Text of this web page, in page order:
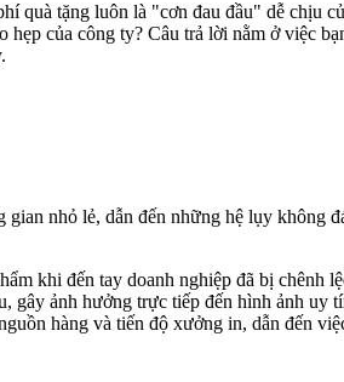
tặng luôn là "cơn đau đầu" dễ chịu
của công ty? Câu trả lời nằm ở việc
nhỏ lẻ, dẫn đến những hệ lụy không
khi đến tay doanh nghiệp đã bị chênh
gây ảnh hưởng trực tiếp đến hình ảnh uy
hàng và tiến độ xưởng in, dẫn đến